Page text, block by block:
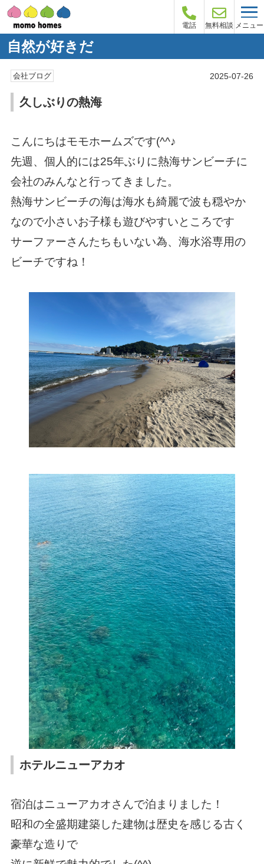
電話 無料相談 メニュー
自然が好きだ
会社ブログ 2025-07-26
久しぶりの熱海
こんにちはモモホームズです(^^♪
先週、個人的には25年ぶりに熱海サンビーチに
会社のみんなと行ってきました。
熱海サンビーチの海は海水も綺麗で波も穏やか
なので小さいお子様も遊びやすいところです
サーファーさんたちもいない為、海水浴専用の
ビーチですね！
ホテルニューアカオ
宿泊はニューアカオさんで泊まりました！
昭和の全盛期建築した建物は歴史を感じる古く
豪華な造りで